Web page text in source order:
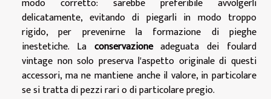
delicatamente, evitando di piegarli in modo troppo
rigido, per prevenirne la formazione di pieghe
inestetiche. La conservazioneadeguata dei foulard
vintage non solo preserva l'aspetto originale di questi
accessori, ma ne mantiene anche il valore, in particolare
se si tratta di pezzi rari o di particolare pregio.